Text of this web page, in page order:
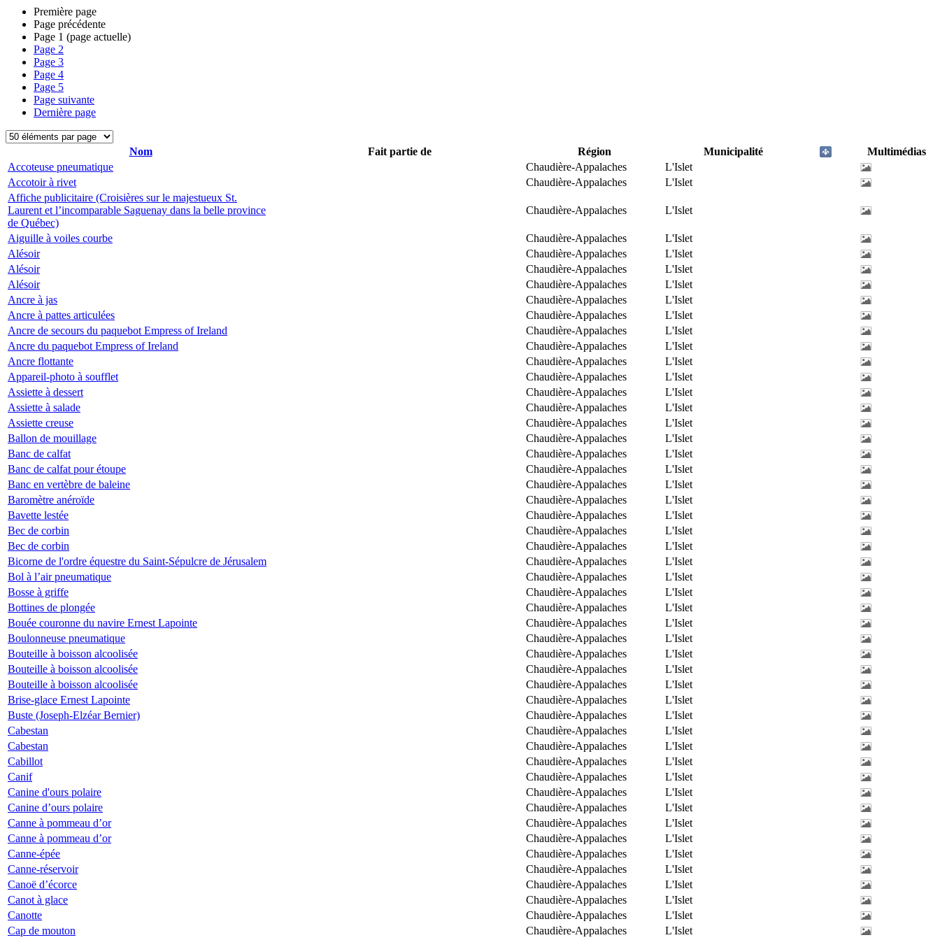
Première page
Page précédente
Page 1 (page actuelle)
Page 2
Page 3
Page 4
Page 5
Page suivante
Dernière page
Nom Fait partie de Région Municipalité
Multimédias
Accoteuse pneumatique
Chaudière-Appalaches
L'Islet
Accotoir à rivet
Chaudière-Appalaches
L'Islet
Affiche publicitaire (Croisières sur le majestueux St.
Laurent et l’incomparable Saguenay dans la belle province
de Québec)
Chaudière-Appalaches L'Islet
Aiguille à voiles courbe Chaudière-Appalaches
L'Islet
Alésoir
Chaudière-Appalaches
L'Islet
Alésoir
Chaudière-Appalaches
L'Islet
Alésoir
Chaudière-Appalaches
L'Islet
Ancre à jas
Chaudière-Appalaches
L'Islet
Ancre à pattes articulées
Chaudière-Appalaches
L'Islet
Ancre de secours du paquebot Empress of Ireland
Chaudière-Appalaches
L'Islet
Ancre du paquebot Empress of Ireland
Chaudière-Appalaches
L'Islet
Ancre flottante
Chaudière-Appalaches
L'Islet
Appareil-photo à soufflet
Chaudière-Appalaches
L'Islet
Assiette à dessert
Chaudière-Appalaches
L'Islet
Assiette à salade
Chaudière-Appalaches
L'Islet
Assiette creuse
Chaudière-Appalaches
L'Islet
Ballon de mouillage
Chaudière-Appalaches
L'Islet
Banc de calfat
Chaudière-Appalaches
L'Islet
Banc de calfat pour étoupe
Chaudière-Appalaches
L'Islet
Banc en vertèbre de baleine
Chaudière-Appalaches
L'Islet
Baromètre anéroïde
Chaudière-Appalaches
L'Islet
Bavette lestée
Chaudière-Appalaches
L'Islet
Bec de corbin
Chaudière-Appalaches
L'Islet
Bec de corbin
Chaudière-Appalaches
L'Islet
Bicorne de l'ordre équestre du Saint-Sépulcre de Jérusalem
Chaudière-Appalaches
L'Islet
Bol à l’air pneumatique
Chaudière-Appalaches
L'Islet
Bosse à griffe
Chaudière-Appalaches
L'Islet
Bottines de plongée
Chaudière-Appalaches
L'Islet
Bouée couronne du navire Ernest Lapointe
Chaudière-Appalaches
L'Islet
Boulonneuse pneumatique
Chaudière-Appalaches
L'Islet
Bouteille à boisson alcoolisée
Chaudière-Appalaches
L'Islet
Bouteille à boisson alcoolisée
Chaudière-Appalaches
L'Islet
Bouteille à boisson alcoolisée
Chaudière-Appalaches
L'Islet
Brise-glace Ernest Lapointe
Chaudière-Appalaches
L'Islet
Buste (Joseph-Elzéar Bernier)
Chaudière-Appalaches
L'Islet
Cabestan
Chaudière-Appalaches
L'Islet
Cabestan
Chaudière-Appalaches
L'Islet
Cabillot
Chaudière-Appalaches
L'Islet
Canif
Chaudière-Appalaches
L'Islet
Canine d'ours polaire
Chaudière-Appalaches
L'Islet
Canine d’ours polaire
Chaudière-Appalaches
L'Islet
Canne à pommeau d’or
Chaudière-Appalaches
L'Islet
Canne à pommeau d’or
Chaudière-Appalaches
L'Islet
Canne-épée
Chaudière-Appalaches
L'Islet
Canne-réservoir
Chaudière-Appalaches
L'Islet
Canoë d’écorce
Chaudière-Appalaches
L'Islet
Canot à glace
Chaudière-Appalaches
L'Islet
Canotte
Chaudière-Appalaches
L'Islet
Cap de mouton
Chaudière-Appalaches L'Islet